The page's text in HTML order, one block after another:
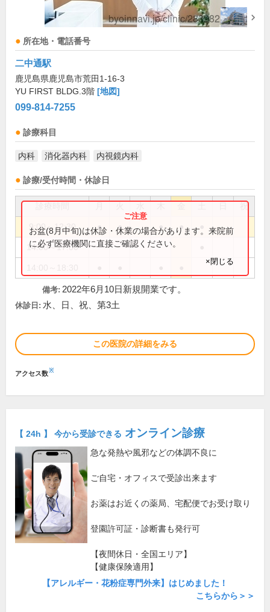
所在地・電話番号
二中通駅
鹿児島県鹿児島市荒田1-16-3
YU FIRST BLDG.3階 [地図]
099-814-7255
診療科目
内科 消化器内科 内視鏡内科
診療/受付時間・休診日
祝
9:00～12:30 ● ● ● ●
14:00～17:00
お盆(8月中旬)は休診・休業の場合があります。来院前
に必ず医療機関に直接ご確認ください。
×閉じる
備考: 2022年6月10日新規開業です。
休診日: 水、日、祝、第3土
この医院の詳細をみる
アクセス数※
【 24h 】 今から受診できる オンライン診療
急な発熱や風邪などの体調不良に
ご自宅・オフィスで受診出来ます
お薬はお近くの薬局、宅配便でお受け取り
登園許可証・診断書も発行可
【夜間休日・全国エリア】
【健康保険適用】
【アレルギー・花粉症専門外来】はじめました！
こちらから＞＞